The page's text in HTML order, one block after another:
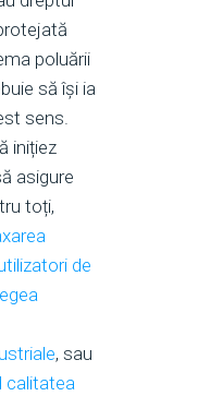
poluării
să își ia
sens.
inițiez
asigure
toți,
de
, sau
calitatea